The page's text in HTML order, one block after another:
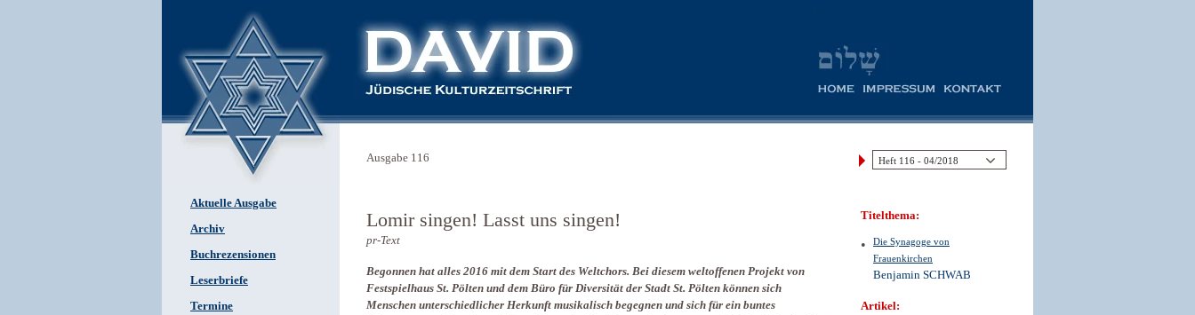
Aktuelle Ausgabe
Archiv
Buchrezensionen
Leserbriefe
Termine
Ausgabe 116
Lomir singen! Lasst uns singen!
pr-Text
Begonnen hat alles 2016 mit dem Start des Weltchors. Bei diesem weltoffenen Projekt von
Festspielhaus St. Pölten und dem Büro für Diversität der Stadt St. Pölten können sich
Menschen unterschiedlicher Herkunft musikalisch begegnen und sich für ein buntes
Titelthema:
Die Synagoge von
Frauenkirchen
Benjamin SCHWAB
Artikel: